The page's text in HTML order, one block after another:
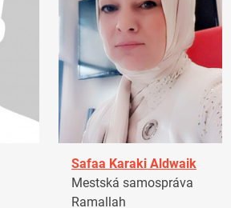
Safaa Karaki Aldwaik
Mestská samospráva
Ramallah